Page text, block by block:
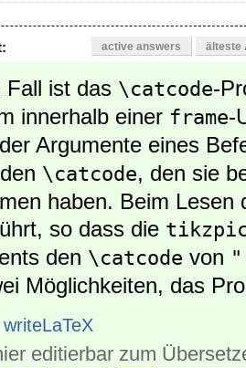
active answers älteste
Fall ist das \catcode-
innerhalb einer frame-
der Argumente eines
\catcode, den sie
haben. Beim
so dass die
den \catcode von "
Möglichkeiten, das
editierbar zum